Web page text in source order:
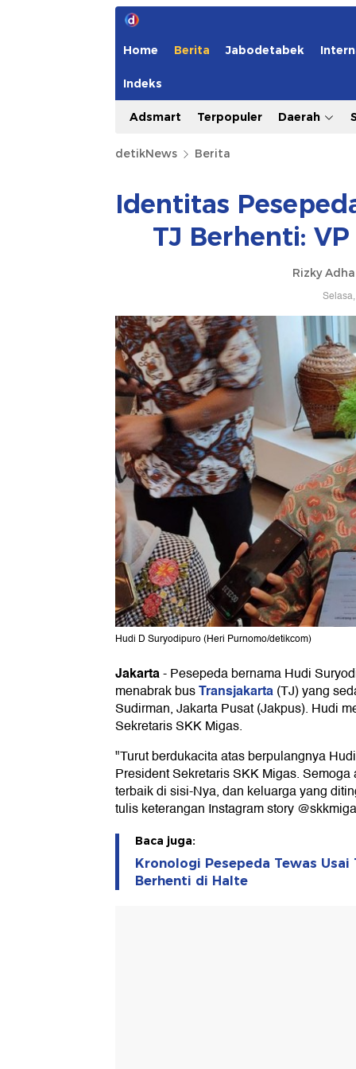
Home Berita Jabodetabek
Indeks
Adsmart Terpopuler Daerah
detikNews Berita
Identitas
TJ Berhenti:
Rizky
Hudi D Suryodipuro (Heri Purnomo/detikcom)
Jakarta-Pesepeda bernama Hudi
menabrak busTransjakarta(TJ) yang
Sudirman, Jakarta Pusat (Jakpus). Hudi
Sekretaris SKK Migas.
"Turut berdukacita atas berpulangnya
President Sekretaris SKK Migas.
terbaik di sisi-Nya, dan keluarga yang
tulis keterangan Instagram story
Baca juga:
Kronologi Pesepeda Tewas Usai
Berhenti di Halte